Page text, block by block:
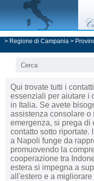
> Regione di Campania>
Qui trovate tutti i
essenziali per aiutare i
in Italia. Se avete
assistenza consolare o
emergenza, si prega di
contatto sotto riportate.
a Napoli funge da
promuovendo la
cooperazione tra
estera si impegna a
all'estero e a